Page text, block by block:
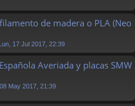
de madera o PLA (Neo
17 Jul 2017, 22:39
Averiada y placas SMW
May 2017, 21:39